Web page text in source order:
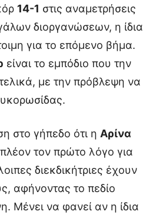
14-1 στις αναμετρήσεις
διοργανώσεων, η ίδια
για το επόμενο βήμα.
είναι το εμπόδιο που την
με την πρόβλεψη να
στο γήπεδο ότι η Αρίνα
πλέον τον πρώτο λόγο για
διεκδικήτριες έχουν
αφήνοντας το πεδίο
Μένει να φανεί αν η ίδια